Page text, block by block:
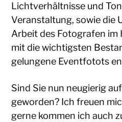
Lichtverhältnisse und
Veranstaltung, sowie die
Arbeit des Fotografen im
mit die wichtigsten
gelungene Eventfotots
Sind Sie nun neugierig
geworden? Ich freuen
gerne kommen ich auch